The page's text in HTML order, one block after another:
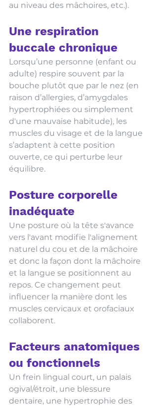
au niveau des mâchoires, etc.).
Une respiration
buccale chronique
Lorsqu’une personne (enfant ou
adulte) respire souvent par la
bouche plutôt que par le nez (en
raison d’allergies, d’amygdales
hypertrophiées ou simplement
d'une mauvaise habitude), les
muscles du visage et de la langue
s’adaptent à cette position
ouverte, ce qui perturbe leur
équilibre.
Posture corporelle
inadéquate
Une posture où la tête s'avance
vers l'avant modifie l'alignement
naturel du cou et de la mâchoire
et donc la façon dont la mâchoire
et la langue se positionnent au
repos. Ce changement peut
influencer la manière dont les
muscles cervicaux et orofaciaux
collaborent.
Facteurs anatomiques
ou fonctionnels
Un frein lingual court, un palais
ogival/étroit, une blessure
dentaire, une hypertrophie des